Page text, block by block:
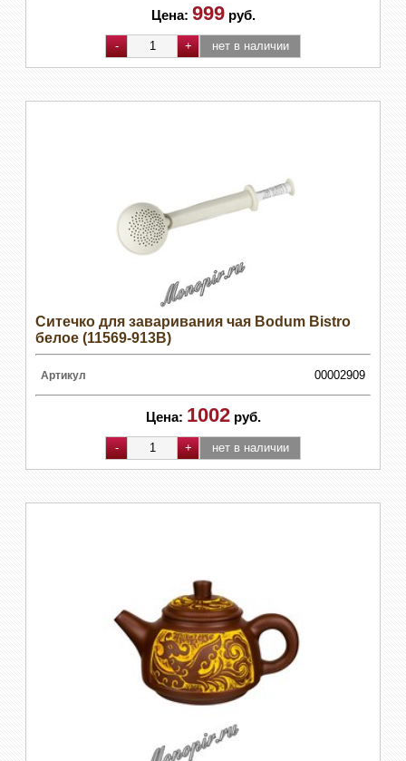
Цена: 999 руб.
Ситечко для заваривания чая Bodum Bistro
белое (11569-913B)
Артикул 00002909
Цена: 1002 руб.